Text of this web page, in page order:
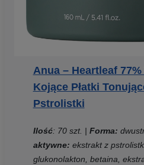
Anua – Heartleaf
Kojące Płatki
Pstrolistki
Ilość: 70 szt. | Forma:
aktywne: ekstrakt z
glukonolakton, betaina,